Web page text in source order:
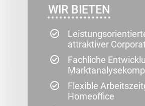
WIR BIETEN
attraktiver
Fachliche
Flexible
Homeoffice